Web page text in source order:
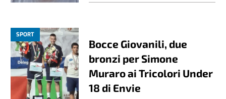
SPORT
Bocce Giovanili, due
bronzi per Simone
Muraro ai Tricolori Under
18 di Envie